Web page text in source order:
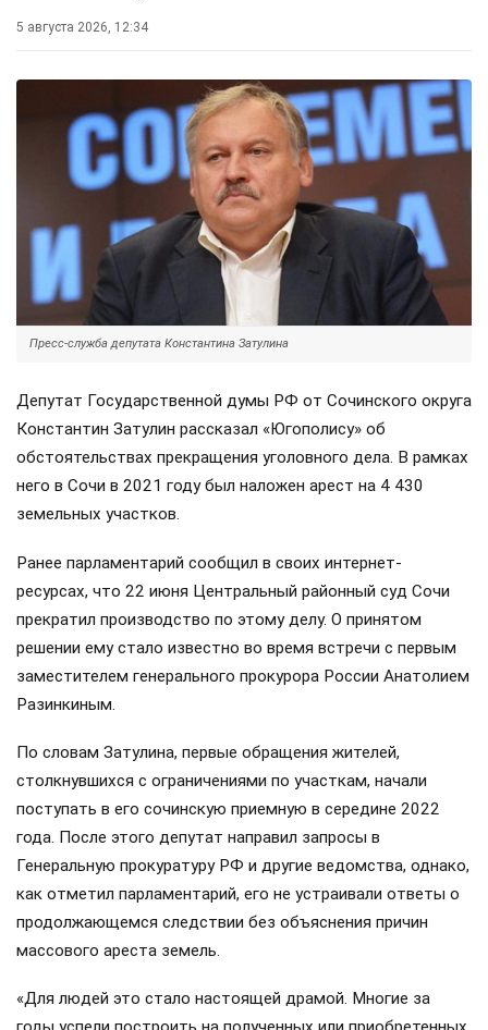
5 августа 2026, 12:34
Пресс-служба депутата Константина Затулина
Депутат Государственной думы РФ от Сочинского округа
Константин Затулин рассказал «Югополису» об
обстоятельствах прекращения уголовного дела. В рамках
него в Сочи в 2021 году был наложен арест на 4 430
земельных участков.
Ранее парламентарий сообщил в своих интернет-
ресурсах, что 22 июня Центральный районный суд Сочи
прекратил производство по этому делу. О принятом
решении ему стало известно во время встречи с первым
заместителем генерального прокурора России Анатолием
Разинкиным.
По словам Затулина, первые обращения жителей,
столкнувшихся с ограничениями по участкам, начали
поступать в его сочинскую приемную в середине 2022
года. После этого депутат направил запросы в
Генеральную прокуратуру РФ и другие ведомства, однако,
как отметил парламентарий, его не устраивали ответы о
продолжающемся следствии без объяснения причин
массового ареста земель.
«Для людей это стало настоящей драмой. Многие за